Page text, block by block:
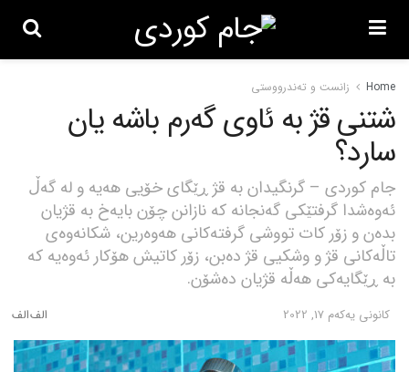
Home زانست و تەندرووستی
شتنی قژ بە ئاوی گەرم باشە یان
سارد؟
جام کوردی – گرنگیدان بە قژ ڕێگای خۆیی هەیە و لە گەڵ
ئەوەشدا گرفتێکی گەنجانە کە نازانن چۆن بایەخ بە قژیان
بدەن و زۆر کات تووشی گرفتەکانی هەوەرین، شکانەوەی
تاڵەکانی قژ و وشکیی قژ دەبن، زۆر کاتیش هۆکار ئەوەیە کە
بە ڕێگایەکی هەڵە قژیان دەشۆن.
كانونی یه‌كه‌م 17, 2022